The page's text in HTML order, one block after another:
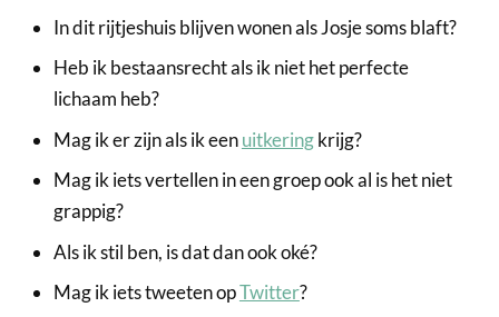
In dit rijtjeshuis blijven wonen als Josje soms blaft?
Heb ik bestaansrecht als ik niet het perfecte
lichaam heb?
Mag ik er zijn als ik eenuitkeringkrijg?
Mag ik iets vertellen in een groep ook al is het niet
grappig?
Als ik stil ben, is dat dan ook oké?
Mag ik iets tweeten opTwitter?